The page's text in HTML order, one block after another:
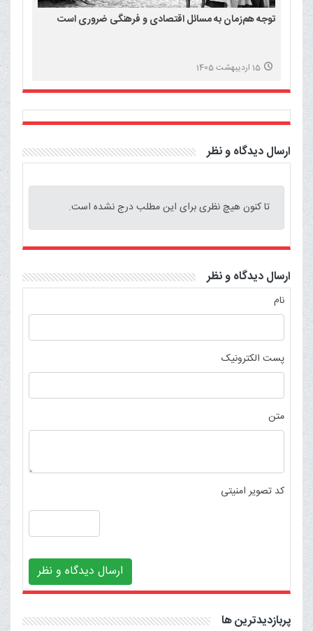
توجه هم‌زمان به مسائل اقتصادی و فرهنگی ضروری است
15 اردیبهشت 1405
ارسال دیدگاه و نظر
تا کنون هیچ نظری برای این مطلب درج نشده است.
ارسال دیدگاه و نظر
نام
پست الکترونیک
متن
کد تصویر امنیتی
ارسال دیدگاه و نظر
پربازدیدترین ها